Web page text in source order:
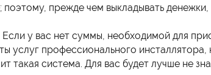
прежде чем выкладывать
у вас нет суммы, необходимой для
услуг профессионального
такая система. Для вас будет лучше не